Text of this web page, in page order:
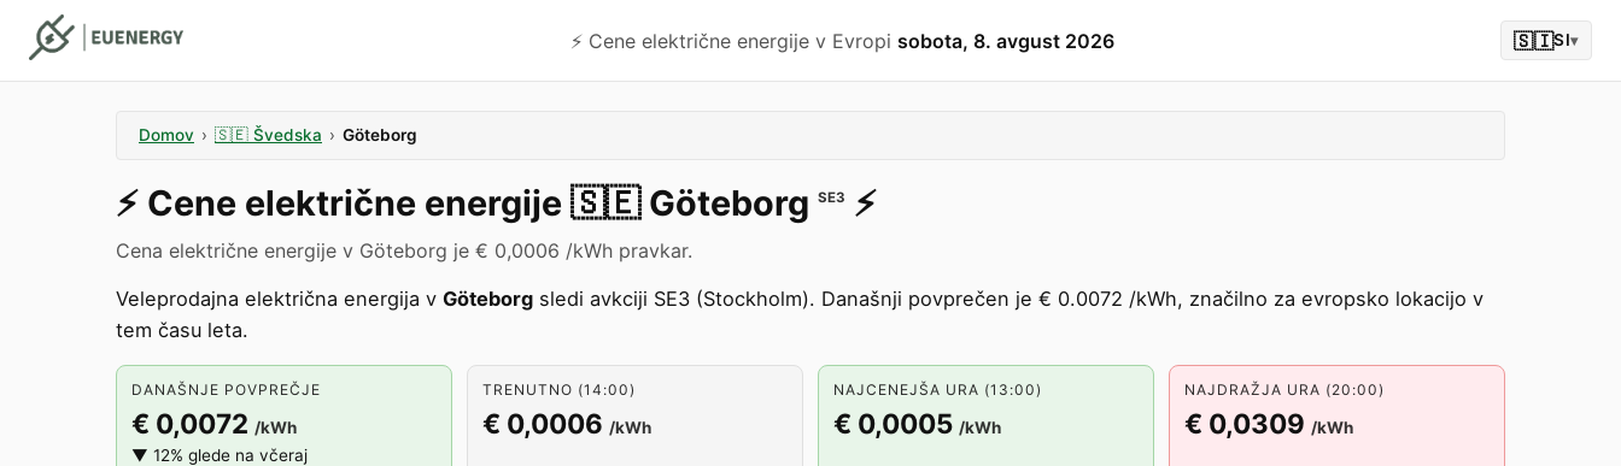
⚡️ Cene električne energije v Evropi sobota, 8. avgust 2026 🇸🇮SI▾
Domov › 🇸🇪 Švedska › Göteborg
⚡️ Cene električne energije 🇸🇪 Göteborg SE3 ⚡️
Cena električne energije v Göteborg je € 0,0006 /kWh pravkar.
Veleprodajna električna energija v Göteborg sledi avkciji SE3 (Stockholm). Današnji povprečen je € 0.0072 /kWh, značilno za evropsko lokacijo v
tem času leta.
DANAŠNJE POVPREČJE
€ 0,0072 /kWh
▼ 12% glede na včeraj
TRENUTNO (14:00)
€ 0,0006 /kWh
NAJCENEJŠA URA (13:00)
€ 0,0005 /kWh
NAJDRAŽJA URA (20:00)
€ 0,0309 /kWh